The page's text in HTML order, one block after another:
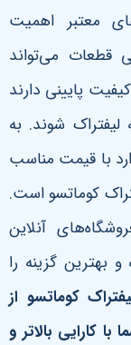
معتبر اهمیت
قطعات می‌تواند
پایینی دارند
شوند. به
با قیمت مناسب
کوماتسو است.
آنلاین
بهترین گزینه را
کوماتسو از
کارایی بالاتر و